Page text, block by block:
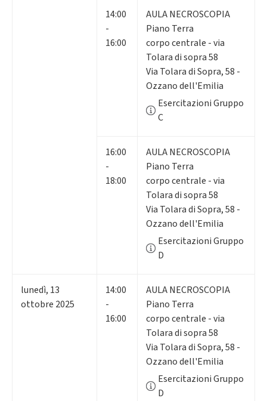
14:00
-
16:00
AULA NECROSCOPIA
Piano Terra
corpo centrale - via
Tolara di sopra 58
Via Tolara di Sopra, 58 -
Ozzano dell'Emilia
Esercitazioni Gruppo
C
16:00
-
18:00
AULA NECROSCOPIA
Piano Terra
corpo centrale - via
Tolara di sopra 58
Via Tolara di Sopra, 58 -
Ozzano dell'Emilia
Esercitazioni Gruppo
D
lunedì, 13
ottobre 2025
14:00
-
16:00
AULA NECROSCOPIA
Piano Terra
corpo centrale - via
Tolara di sopra 58
Via Tolara di Sopra, 58 -
Ozzano dell'Emilia
Esercitazioni Gruppo
D